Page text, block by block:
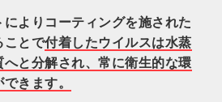
よりコーティングを施された
ことで付着したウイルスは水蒸
と分解され、常に衛生的な環
きます。